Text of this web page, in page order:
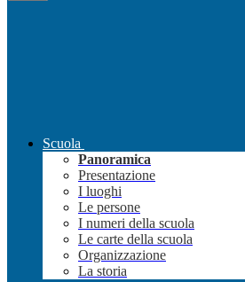
Scuola
Panoramica
Presentazione
I luoghi
Le persone
I numeri della scuola
Le carte della scuola
Organizzazione
La storia